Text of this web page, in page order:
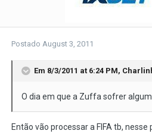
Postado August 3, 2011
Em 8/3/2011 at 6:24 PM,
O dia em que a Zuffa sofrer
Então vão processar a FIFA tb, nesse